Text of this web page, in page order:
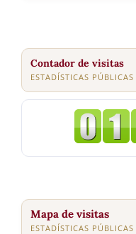
Contador de visitas
ESTADÍSTICAS PÚBLICAS
Mapa de visitas
ESTADÍSTICAS PÚBLICAS